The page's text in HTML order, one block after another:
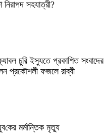
সহযাত্রী?
ক্যাবল চুরি ইস্যুতে প্রকাশিত
প্রকৌশলী ফজলে রাব্বী
মর্মান্তিক মৃত্যু